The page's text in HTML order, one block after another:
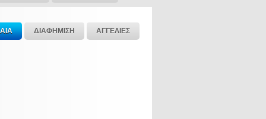
ΔΙΑΦΗΜΙΣΗ ΑΓΓΕΛΙΕΣ